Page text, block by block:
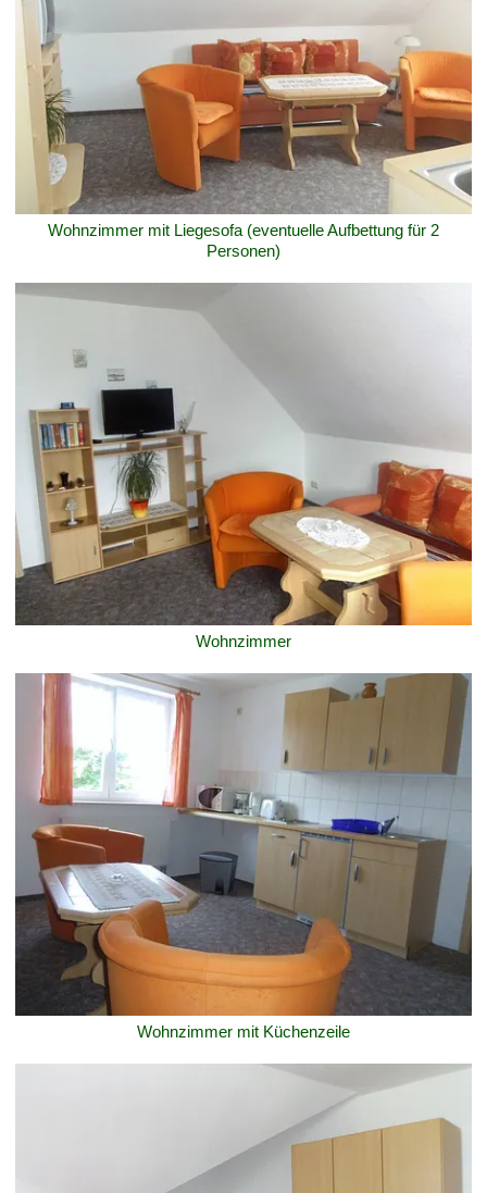
Wohnzimmer mit Liegesofa (eventuelle Aufbettung für 2
Personen)
Wohnzimmer
Wohnzimmer mit Küchenzeile